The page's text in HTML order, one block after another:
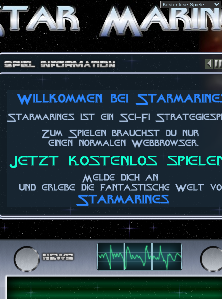
Copyright © 2026 by WoD Game UG (haftungsbeschränkt)